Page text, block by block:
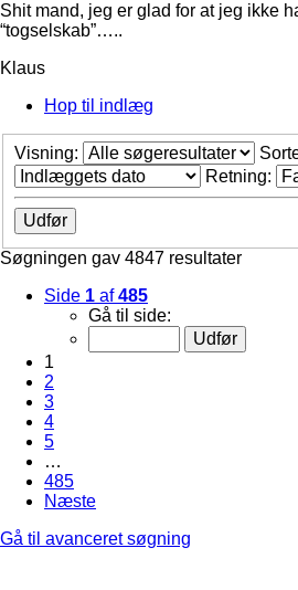
Shit mand, jeg er glad for at jeg ikke
“togselskab”…..
Klaus
Hop til indlæg
Visning:
Retning:
Søgningen gav 4847 resultater
Side 1 af485
Gå til side:
1
2
3
4
5
…
485
Næste
Gå til avanceret søgning